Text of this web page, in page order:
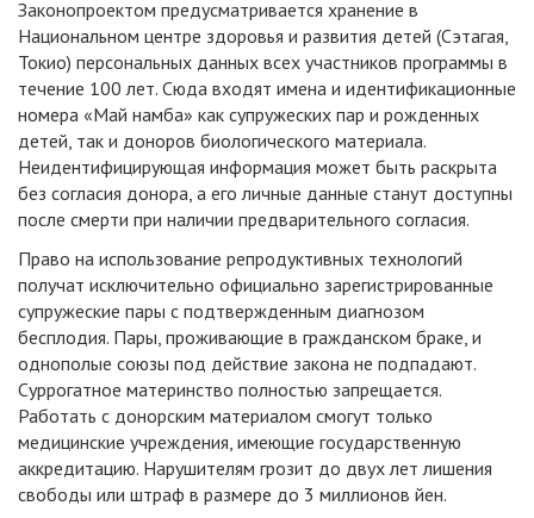
Законопроектом предусматривается хранение в
Национальном центре здоровья и развития детей (Сэтагая,
Токио) персональных данных всех участников программы в
течение 100 лет. Сюда входят имена и идентификационные
номера «Май намба» как супружеских пар и рожденных
детей, так и доноров биологического материала.
Неидентифицирующая информация может быть раскрыта
без согласия донора, а его личные данные станут доступны
после смерти при наличии предварительного согласия.
Право на использование репродуктивных технологий
получат исключительно официально зарегистрированные
супружеские пары с подтвержденным диагнозом
бесплодия. Пары, проживающие в гражданском браке, и
однополые союзы под действие закона не подпадают.
Суррогатное материнство полностью запрещается.
Работать с донорским материалом смогут только
медицинские учреждения, имеющие государственную
аккредитацию. Нарушителям грозит до двух лет лишения
свободы или штраф в размере до 3 миллионов йен.